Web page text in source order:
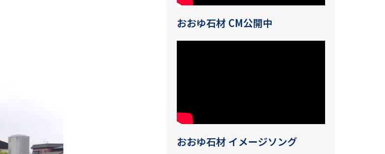
おおゆ石材 CM公開中
おおゆ石材 イメージソング